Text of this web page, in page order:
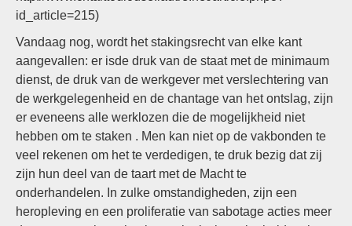
id_article=215)
Vandaag nog, wordt het stakingsrecht van elke kant
aangevallen: er isde druk van de staat met de minimaum
dienst, de druk van de werkgever met verslechtering van
de werkgelegenheid en de chantage van het ontslag, zijn
er eveneens alle werklozen die de mogelijkheid niet
hebben om te staken . Men kan niet op de vakbonden te
veel rekenen om het te verdedigen, te druk bezig dat zij
zijn hun deel van de taart met de Macht te
onderhandelen. In zulke omstandigheden, zijn een
heropleving en een proliferatie van sabotage acties meer